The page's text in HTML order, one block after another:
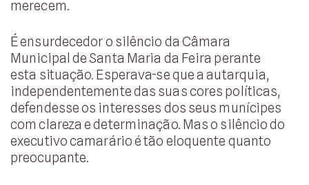
merecem.
É ensurdecedor o silêncio da Câmara
Municipal de Santa Maria da Feira perante
esta situação. Esperava-se que a autarquia,
independentemente das suas cores políticas,
defendesse os interesses dos seus munícipes
com clareza e determinação. Mas o silêncio do
executivo camarário é tão eloquente quanto
preocupante.